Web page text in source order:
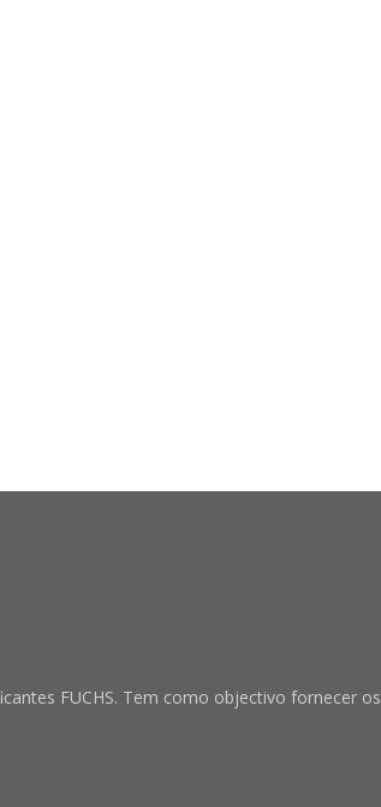
FUCHS. Tem como objectivo fornecer